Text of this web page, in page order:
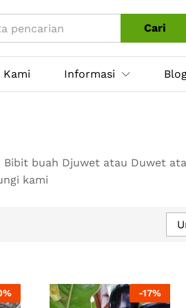
Cari
Kami Informasi
Bibit buah Djuwet atau Duwet
kami
% -17%